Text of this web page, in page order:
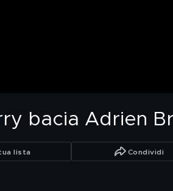
bacia Adrien
lista Condividi